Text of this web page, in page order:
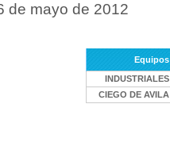
de mayo de 2012
Equipos
INDUSTRIALES
CIEGO DE AVILA